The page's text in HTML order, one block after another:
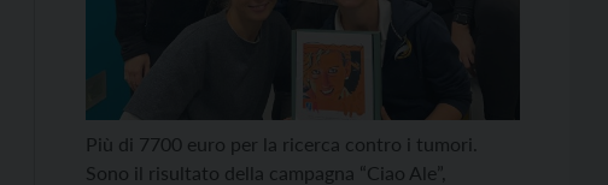
Più di 7700 euro per la ricerca contro i tumori.
Sono il risultato della campagna “Ciao Ale”,